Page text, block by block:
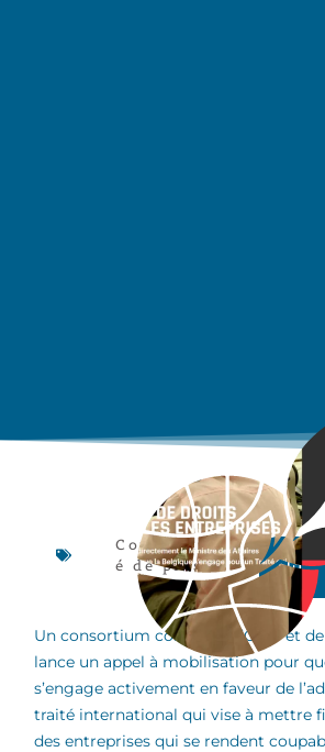
Communiqu
é de presse
Un consortium composé d’ONG et
lance un appel à mobilisation pour
s’engage activement en faveur de
traité international qui vise à mettre
des entreprises qui se rendent